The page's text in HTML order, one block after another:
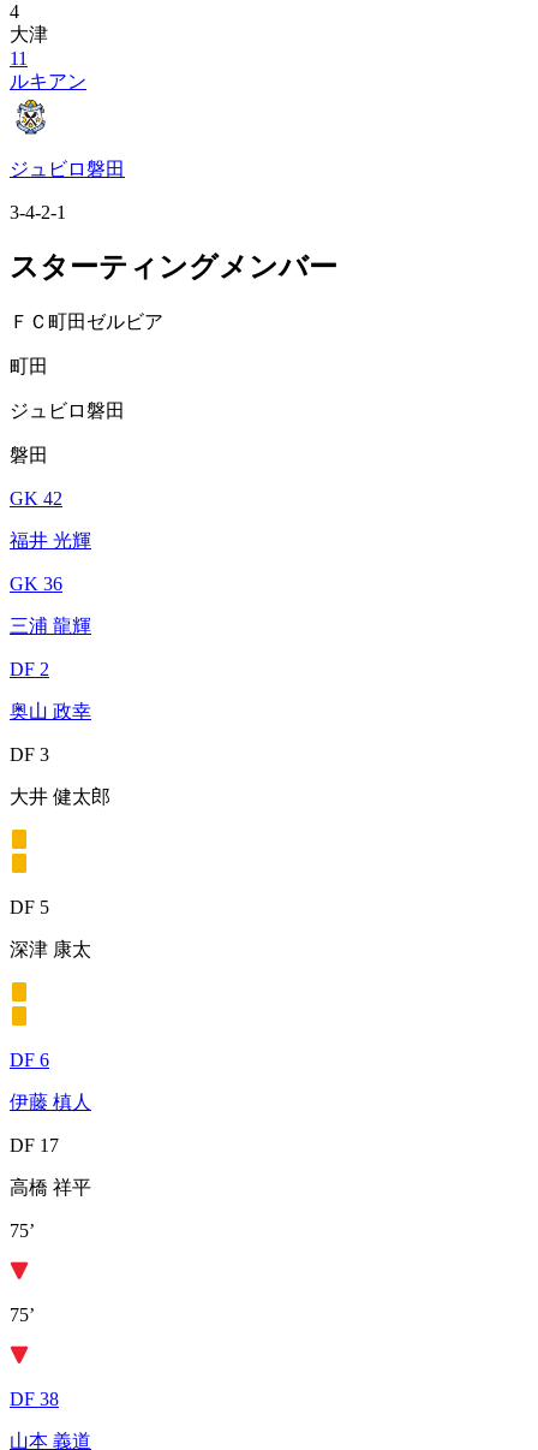
4
大津
11
ルキアン
ジュビロ磐田
3-4-2-1
スターティングメンバー
ＦＣ町田ゼルビア
町田
ジュビロ磐田
磐田
GK 42
福井 光輝
GK 36
三浦 龍輝
DF 2
奥山 政幸
DF 3
大井 健太郎
DF 5
深津 康太
DF 6
伊藤 槙人
DF 17
高橋 祥平
75’
75’
DF 38
山本 義道